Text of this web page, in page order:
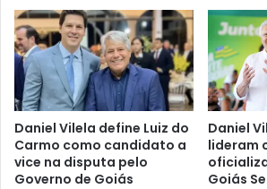
Daniel Vilela define Luiz do
Carmo como candidato a
vice na disputa pelo
Governo de Goiás
Daniel
lideram
Goiás